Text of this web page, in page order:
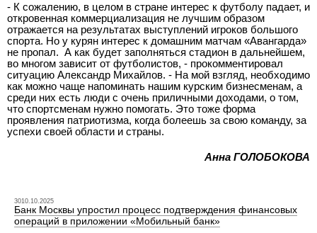
- К сожалению, в целом в стране интерес к футболу падает, и
откровенная коммерциализация не лучшим образом
отражается на результатах выступлений игроков большого
спорта. Но у курян интерес к домашним матчам «Авангарда»
не пропал. А как будет заполняться стадион в дальнейшем,
во многом зависит от футболистов, - прокомментировал
ситуацию Александр Михайлов. - На мой взгляд, необходимо
как можно чаще напоминать нашим курским бизнесменам, а
среди них есть люди с очень приличными доходами, о том,
что спортсменам нужно помогать. Это тоже форма
проявления патриотизма, когда болеешь за свою команду, за
успехи своей области и страны.
Анна ГОЛОБОКОВА
3010.10.2025
Банк Москвы упростил процесс подтверждения финансовых
операций в приложении «Мобильный банк»